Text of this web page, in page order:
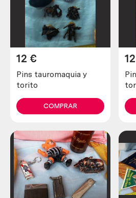
Pins tauromaquia y
torito
12 €
COMPRAR
12